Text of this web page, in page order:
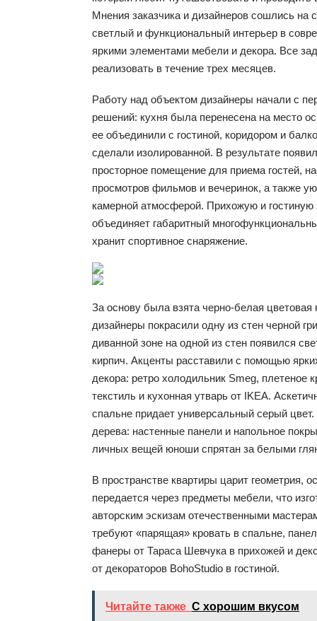
Мнения заказчика и дизайнеров сошлись
светлый и функциональный интерьер в
яркими элементами мебели и декора. Все
реализовать в течение трех месяцев.
Работу над объектом дизайнеры начали с
решений: кухня была перенесена на место
ее объединили с гостиной, коридором и
сделали изолированной. В результате
просторное помещение для приема гостей,
просмотров фильмов и вечеринок, а также
камерной атмосферой. Прихожую и
объединяет габаритный
хранит спортивное снаряжение.
За основу была взята черно-белая цветовая
дизайнеры покрасили одну из стен черной
диванной зоне на одной из стен появился
кирпич. Акценты расставили с помощью
декора: ретро холодильник Smeg, плетеное
текстиль и кухонная утварь от IKEA.
спальне придает универсальный серый
дерева: настенные панели и напольное
личных вещей юноши спрятан за белыми
В пространстве квартиры царит геометрия,
передается через предметы мебели, что
авторским эскизам отечественными
требуют «парящая» кровать в спальне,
фанеры от Тараса Шевчука в прихожей и
от декораторов BohoStudio в гостиной.
Читайте также С хорошим вкусом